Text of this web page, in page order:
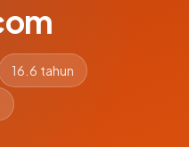
16.6 tahun